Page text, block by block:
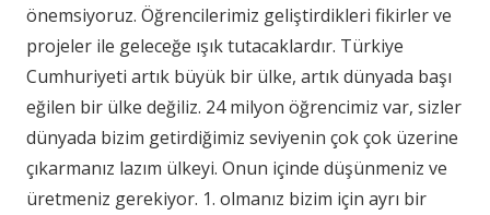
önemsiyoruz. Öğrencilerimiz geliştirdikleri fikirler ve
projeler ile geleceğe ışık tutacaklardır. Türkiye
Cumhuriyeti artık büyük bir ülke, artık dünyada başı
eğilen bir ülke değiliz. 24 milyon öğrencimiz var, sizler
dünyada bizim getirdiğimiz seviyenin çok çok üzerine
çıkarmanız lazım ülkeyi. Onun içinde düşünmeniz ve
üretmeniz gerekiyor. 1. olmanız bizim için ayrı bir